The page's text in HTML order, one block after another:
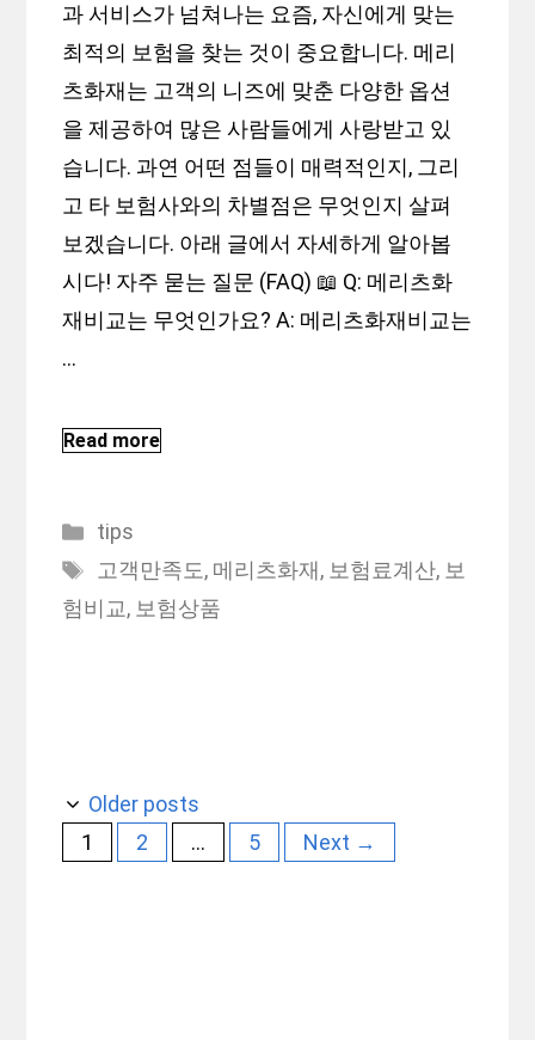
과 서비스가 넘쳐나는 요즘, 자신에게 맞는
최적의 보험을 찾는 것이 중요합니다. 메리
츠화재는 고객의 니즈에 맞춘 다양한 옵션
을 제공하여 많은 사람들에게 사랑받고 있
습니다. 과연 어떤 점들이 매력적인지, 그리
고 타 보험사와의 차별점은 무엇인지 살펴
보겠습니다. 아래 글에서 자세하게 알아봅
시다! 자주 묻는 질문 (FAQ) 📖 Q: 메리츠화
재비교는 무엇인가요? A: 메리츠화재비교는
…
Read more
Categories
tips
Tags
고객만족도, 메리츠화재, 보험료계산, 보
험비교, 보험상품
Older posts
Page
1 Page
2 … Page
5 Next →